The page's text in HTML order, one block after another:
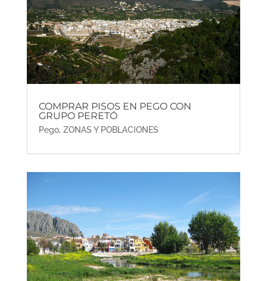
COMPRAR PISOS EN PEGO CON
GRUPO PERETÓ
Pego, ZONAS Y POBLACIONES